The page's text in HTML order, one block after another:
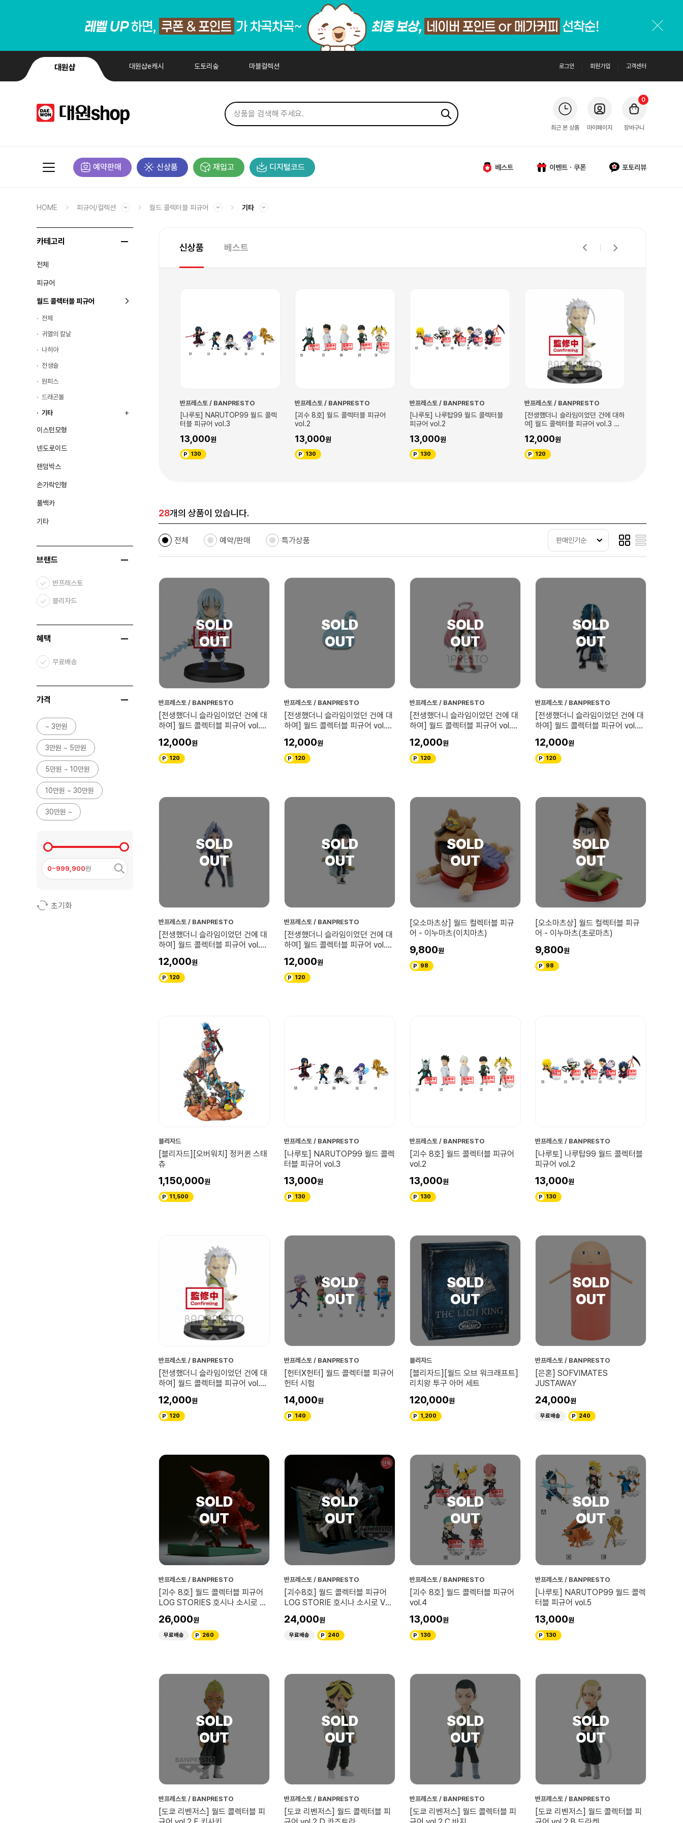
대원샵 대원샵e캐시 도토리숲 마블컬렉션 로그인 회원가입 고객센터
최근 본 상품 마이페이지 장바구니
0
예약판매 신상품 재입고 디지털코드 베스트 이벤트ㆍ쿠폰 포토리뷰
HOME 피규어/컬렉션 월드 콜렉터블 피규어 기타
카테고리
전체
피규어
월드 콜렉터블 피규어
전체
귀멸의 칼날
나히아
전생슬
원피스
드래곤볼
기타
이스턴모형
넨도로이드
랜덤박스
손가락인형
풀백카
기타
브랜드
반프레스토
블리자드
혜택
무료배송
가격
~ 3만원
3만원 ~ 5만원
5만원 ~ 10만원
10만원 ~ 30만원
30만원 ~
0~999,900원
초기화
신상품 베스트
[블리자드][오버워치] 정커퀸 스태츄
1,150,000
11,500
반프레스토 / BANPRESTO
[나루토] NARUTOP99 월드 콜렉
반프레스토 / BANPRESTO
[괴수 8호] 월드 콜렉터블 피규어
반프레스토 / BANPRESTO
[나루토] 나루탑99 월드 콜렉터블
반프레스토 / BANPRESTO
[전생했더니 슬라임이었던 건에 대하
여] 월드 콜렉터블 피규어 vol.3 하
블리자드
[블리자드][오버워치] 정커퀸 스태츄
1,150,000
28개의 상품이 있습니다.
전체 예약/판매 특가상품 판매인기순
반프레스토 / BANPRESTO
[전생했더니 슬라임이었던 건에 대
하여] 월드 콜렉터블 피규어 vol.3
12,000
120
반프레스토 / BANPRESTO
[전생했더니 슬라임이었던 건에 대
하여] 월드 콜렉터블 피규어 vol.2
12,000
120
반프레스토 / BANPRESTO
[전생했더니 슬라임이었던 건에 대
하여] 월드 콜렉터블 피규어 vol.2
12,000
120
반프레스토 / BANPRESTO
[전생했더니 슬라임이었던 건에 대
하여] 월드 콜렉터블 피규어 vol.2
12,000
120
반프레스토 / BANPRESTO
[전생했더니 슬라임이었던 건에 대
하여] 월드 콜렉터블 피규어 vol.2
12,000
120
반프레스토 / BANPRESTO
[전생했더니 슬라임이었던 건에 대
하여] 월드 콜렉터블 피규어 vol.2
12,000
120
[오소마츠상] 월드 컬렉터블 피규
어 - 이누마츠(이치마츠)
9,800
98
[오소마츠상] 월드 컬렉터블 피규
어 - 이누마츠(초로마츠)
9,800
98
블리자드
[블리자드][오버워치] 정커퀸 스태
츄
1,150,000
11,500
반프레스토 / BANPRESTO
[나루토] NARUTOP99 월드 콜렉
터블 피규어 vol.3
13,000
130
반프레스토 / BANPRESTO
[괴수 8호] 월드 콜렉터블 피규어
vol.2
13,000
130
반프레스토 / BANPRESTO
[나루토] 나루탑99 월드 콜렉터블
피규어 vol.2
13,000
130
반프레스토 / BANPRESTO
[전생했더니 슬라임이었던 건에 대
하여] 월드 콜렉터블 피규어 vol.3
12,000
120
반프레스토 / BANPRESTO
[헌터X헌터] 월드 콜렉터블 피규어
헌터 시험
14,000
140
블리자드
[블리자드][월드 오브 워크래프트]
리치왕 투구 아머 세트
120,000
1,200
반프레스토 / BANPRESTO
[은혼] SOFVIMATES
JUSTAWAY
24,000
무료배송 240
반프레스토 / BANPRESTO
[괴수 8호] 월드 콜렉터블 피규어
LOG STORIES 호시나 소시로 VS
26,000
무료배송 260
반프레스토 / BANPRESTO
[괴수8호] 월드 콜렉터블 피규어
LOG STORIE 호시나 소시로 VS
24,000
무료배송 240
단독
반프레스토 / BANPRESTO
[괴수 8호] 월드 콜렉터블 피규어
vol.4
13,000
130
반프레스토 / BANPRESTO
[나루토] NARUTOP99 월드 콜렉
터블 피규어 vol.5
13,000
130
반프레스토 / BANPRESTO
[도쿄 리벤저스] 월드 콜렉터블 피
반프레스토 / BANPRESTO
[도쿄 리벤저스] 월드 콜렉터블 피
반프레스토 / BANPRESTO
[도쿄 리벤저스] 월드 콜렉터블 피
반프레스토 / BANPRESTO
[도쿄 리벤저스] 월드 콜렉터블 피